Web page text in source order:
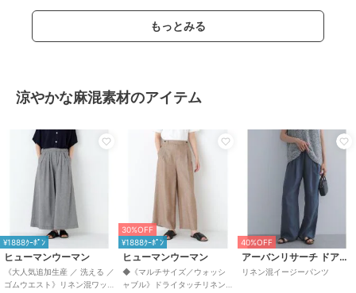
もっとみる
涼やかな麻混素材のアイテム
¥1888ｸｰﾎﾟﾝ
ヒューマンウーマン
《大人気追加生産 ／ 洗える ／
ゴムウエスト》リネン混ワッ
30%OFF
¥1888ｸｰﾎﾟﾝ
ヒューマンウーマン
◆《マルチサイズ／ウォッシ
ャブル》ドライタッチリネン
40%OFF
アーバンリサーチ ドアーズ
リネン混イージーパンツ